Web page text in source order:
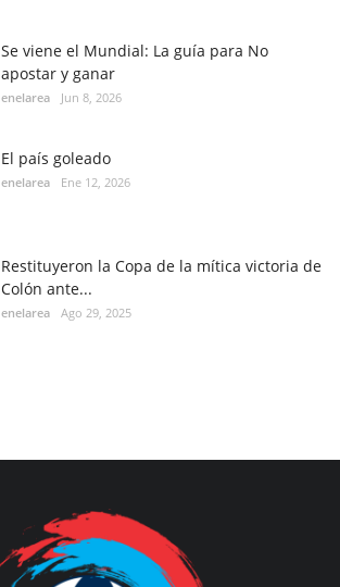
Se viene el Mundial: La guía para No
apostar y ganar
enelarea Jun 8, 2026
El país goleado
enelarea Ene 12, 2026
Restituyeron la Copa de la mítica victoria de
Colón ante...
enelarea Ago 29, 2025